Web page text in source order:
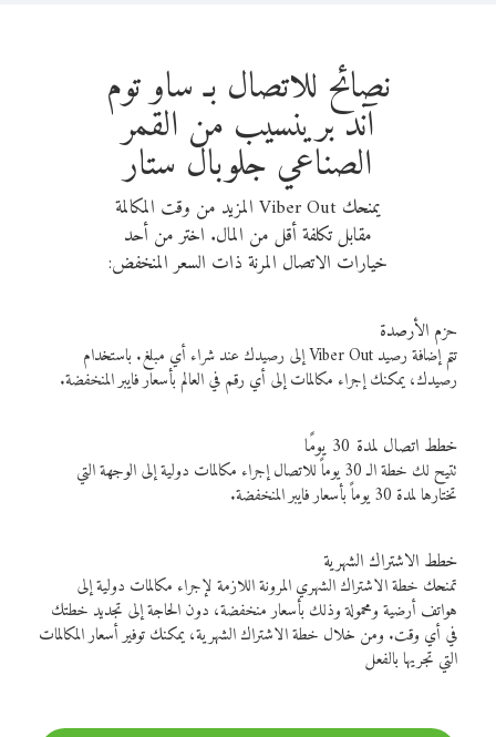
نصائح للاتصال بـ ساو توم
آند برينسيب من القمر
الصناعي جلوبال ستار
يمنحك Viber Out المزيد من وقت المكالمة
مقابل تكلفة أقل من المال. اختر من أحد
خيارات الاتصال المرنة ذات السعر المنخفض:
حزم الأرصدة
تتم إضافة رصيد Viber Out إلى رصيدك عند شراء أي مبلغ. باستخدام
رصيدك، يمكنك إجراء مكالمات إلى أي رقم في العالم بأسعار فايبر المنخفضة.
خطط اتصال لمدة 30 يومًا
تتيح لك خطة الـ 30 يوماً للاتصال إجراء مكالمات دولية إلى الوجهة التي
تختارها لمدة 30 يوماً بأسعار فايبر المنخفضة.
خطط الاشتراك الشهرية
تمنحك خطة الاشتراك الشهري المرونة اللازمة لإجراء مكالمات دولية إلى
هواتف أرضية ومحمولة وذلك بأسعار منخفضة، دون الحاجة إلى تجديد خطتك
في أي وقت. ومن خلال خطة الاشتراك الشهرية، يمكنك توفير أسعار المكالمات
التي تجريها بالفعل